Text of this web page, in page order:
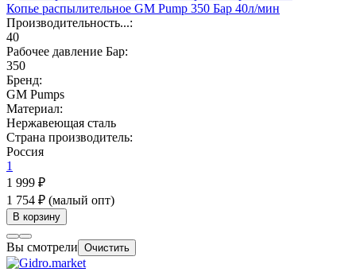
Копье распылительное GM Pump 350 Бар 40л/мин
Производительность...:
40
Рабочее давление Бар:
350
Бренд:
GM Pumps
Материал:
Нержавеющая сталь
Страна производитель:
Россия
1
1 999 ₽
1 754 ₽ (малый опт)
В корзину
Вы смотрели Очистить